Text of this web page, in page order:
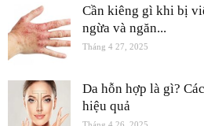
Cần kiêng gì khi bị
ngừa và ngăn...
Tháng 4 27, 2025
Da hỗn hợp là gì?
hiệu quả
Tháng 4 26, 2025